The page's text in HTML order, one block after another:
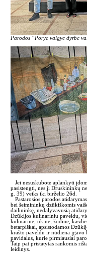
Parodos “Poryc valgyc dyrbc
Jei nesuskubote aplankyti
pasistengti, nes ji Druskininkų
g. 39) veiks iki birželio 26d.
Pastarosios parodos
bei šeimininkų dzūkiškomis
dailininkę, nedalyvavusią
Dzūkijos kulinariniu paveldu,
kulinarine, ūkine, žodine,
betarpiškai, apsistodamos
krašto paveldu ir nūdiena
pavidalus, kurie pirmiausiai
Taip pat pristatytas rankomis
leidinys.